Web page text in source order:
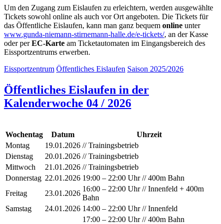
Um den Zugang zum Eislaufen zu erleichtern, werden ausgewählte
Tickets sowohl online als auch vor Ort angeboten. Die Tickets für
das Öffentliche Eislaufen, kann man ganz bequem online unter
www.gunda-niemann-stirnemann-halle.de/e-tickets/, an der Kasse
oder perEC-Karte am Ticketautomaten im Eingangsbereich des
Eissportzentrums erwerben.
Eissportzentrum Öffentliches Eislaufen Saison 2025/2026
Öffentliches Eislaufen in der
Kalenderwoche 04 / 2026
Wochentag Datum
Uhrzeit
Montag
19.01.2026 // Trainingsbetrieb
Dienstag
20.01.2026 // Trainingsbetrieb
Mittwoch
21.01.2026 // Trainingsbetrieb
Donnerstag 22.01.2026 19:00 – 22:00 Uhr // 400m Bahn
Freitag
23.01.2026
16:00 – 22:00 Uhr // Innenfeld + 400m
Bahn
Samstag
24.01.2026 14:00 – 22:00 Uhr // Innenfeld
17:00 – 22:00 Uhr // 400m Bahn